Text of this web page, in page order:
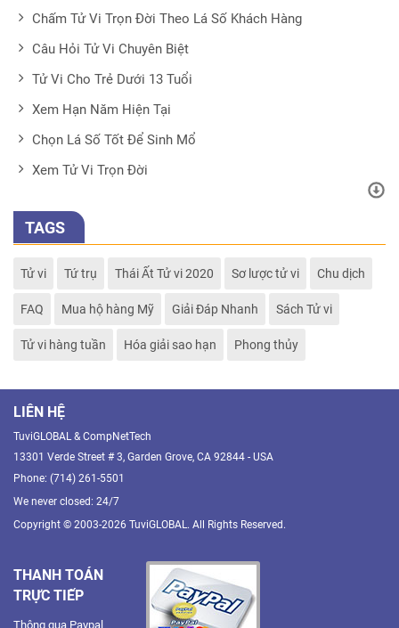
Chấm Tử Vi Trọn Đời Theo Lá Số Khách Hàng
Câu Hỏi Tử Vi Chuyên Biệt
Tử Vi Cho Trẻ Dưới 13 Tuổi
Xem Hạn Năm Hiện Tại
Chọn Lá Số Tốt Để Sinh Mổ
Xem Tử Vi Trọn Đời
TAGS
Tử vi Tứ trụ Thái Ất Tử vi 2020 Sơ lược tử vi Chu dịch
FAQ Mua hộ hàng Mỹ Giải Đáp Nhanh Sách Tử vi
Tử vi hàng tuần Hóa giải sao hạn Phong thủy
LIÊN HỆ
TuviGLOBAL & CompNetTech
13301 Verde Street # 3, Garden Grove, CA 92844 - USA
Phone: (714) 261-5501
We never closed: 24/7
Copyright © 2003-2026 TuviGLOBAL. All Rights Reserved.
THANH TOÁN
TRỰC TIẾP
Thông qua Paypal